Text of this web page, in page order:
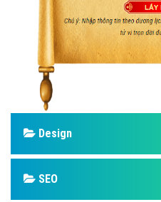
Design
SEO